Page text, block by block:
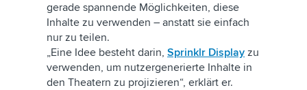
gerade spannende Möglichkeiten, diese
Inhalte zu verwenden – anstatt sie einfach
nur zu teilen.
„Eine Idee besteht darin, Sprinklr Display zu
verwenden, um nutzergenerierte Inhalte in
den Theatern zu projizieren“, erklärt er.